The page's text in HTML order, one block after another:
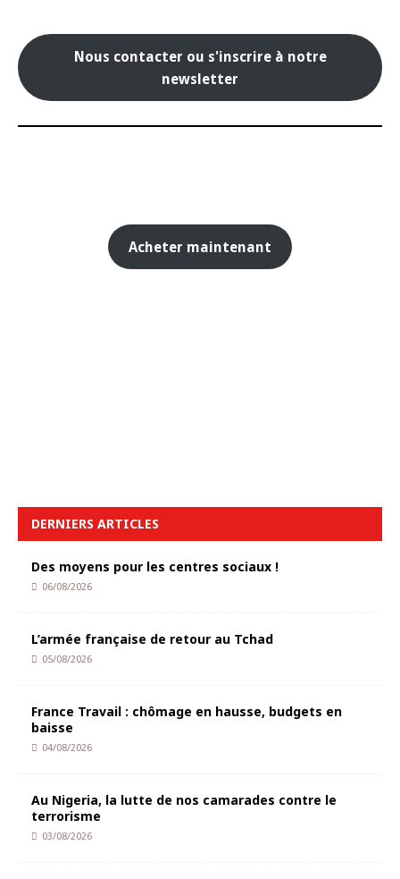
Nous contacter ou s'inscrire à notre
newsletter
Acheter maintenant
DERNIERS ARTICLES
Des moyens pour les centres sociaux !
06/08/2026
L’armée française de retour au Tchad
05/08/2026
France Travail : chômage en hausse, budgets en
baisse
04/08/2026
Au Nigeria, la lutte de nos camarades contre le
terrorisme
03/08/2026